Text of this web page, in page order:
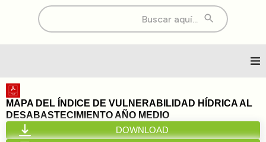
Buscar:
Inicio
Nosotros
MAPA DEL ÍNDICE DE VULNERABILIDAD HÍDRICA AL
DESABASTECIMIENTO AÑO MEDIO
DOWNLOAD